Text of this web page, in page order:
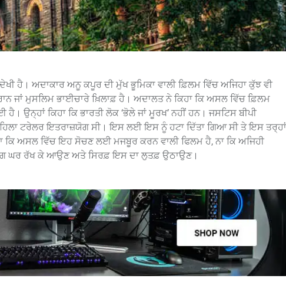
ਹੈ। ਅਦਾਕਾਰ ਅਨੂ ਕਪੂਰ ਦੀ ਮੁੱਖ ਭੂਮਿਕਾ ਵਾਲੀ ਫ਼ਿਲਮ ਵਿੱਚ ਅਜਿਹਾ ਕੁੱਝ ਵੀ
ਜਾਂ ਮੁਸਲਿਮ ਭਾਈਚਾਰੇ ਖ਼ਿਲਾਫ਼ ਹੈ। ਅਦਾਲਤ ਨੇ ਕਿਹਾ ਕਿ ਅਸਲ ਵਿੱਚ ਫ਼ਿਲਮ
ਕਿਹਾ ਕਿ ਭਾਰਤੀ ਲੋਕ ‘ਭੋਲੇ ਜਾਂ ਮੂਰਖ’ ਨਹੀਂ ਹਨ। ਜਸਟਿਸ ਬੀਪੀ
ਪਹਿਲਾ ਟਰੇਲਰ ਇਤਰਾਜ਼ਯੋਗ ਸੀ। ਇਸ ਲਈ ਇਸ ਨੂੰ ਹਟਾ ਦਿੱਤਾ ਗਿਆ ਸੀ ਤੇ ਇਸ ਤਰ੍ਹਾਂ
ਅਸਲ ਵਿੱਚ ਇਹ ਸੋਚਣ ਲਈ ਮਜਬੂਰ ਕਰਨ ਵਾਲੀ ਫਿਲਮ ਹੈ, ਨਾ ਕਿ ਅਜਿਹੀ
ਘਰ ਰੱਖ ਕੇ ਆਉਣ ਅਤੇ ਸਿਰਫ਼ ਇਸ ਦਾ ਲੁਤਫ਼ ਉਠਾਉਣ।